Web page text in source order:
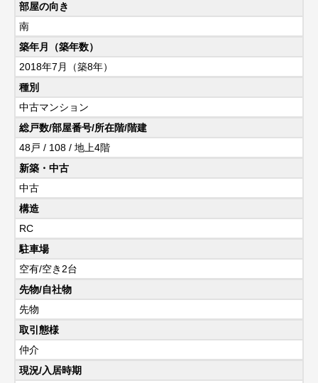
部屋の向き
南
築年月（築年数）
2018年7月（築8年）
種別
中古マンション
総戸数/部屋番号/所在階/階建
48戸 / 108 / 地上4階
新築・中古
中古
構造
RC
駐車場
空有/空き2台
先物/自社物
先物
取引態様
仲介
現況/入居時期